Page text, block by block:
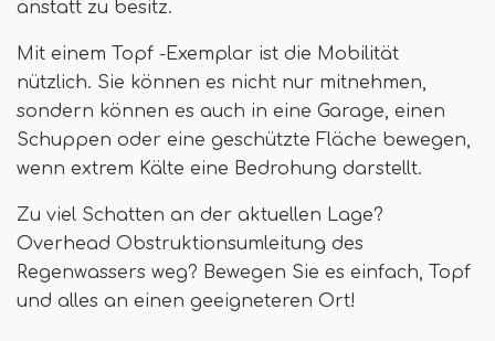
anstatt zu besitz.
Mit einem Topf -Exemplar ist die Mobilität
nützlich. Sie können es nicht nur mitnehmen,
sondern können es auch in eine Garage, einen
Schuppen oder eine geschützte Fläche bewegen,
wenn extrem Kälte eine Bedrohung darstellt.
Zu viel Schatten an der aktuellen Lage?
Overhead Obstruktionsumleitung des
Regenwassers weg? Bewegen Sie es einfach, Topf
und alles an einen geeigneteren Ort!